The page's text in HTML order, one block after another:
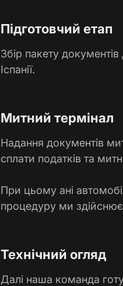
Підготовчий етап
Збір пакету
Іспанії.
Митний термінал
Надання документів
сплати податків та
При цьому ані
процедуру ми
Технічний огляд
Далі наша команда